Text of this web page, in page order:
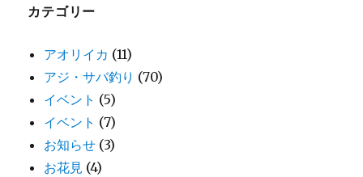
カテゴリー
アオリイカ (11)
アジ・サバ釣り (70)
イベント (5)
イベント (7)
お知らせ (3)
お花見 (4)